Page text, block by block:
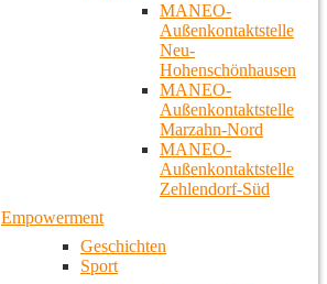
MANEO-
Außenkontaktstelle
Neu-
Hohenschönhausen
MANEO-
Außenkontaktstelle
Marzahn-Nord
MANEO-
Außenkontaktstelle
Zehlendorf-Süd
Empowerment
Geschichten
Sport